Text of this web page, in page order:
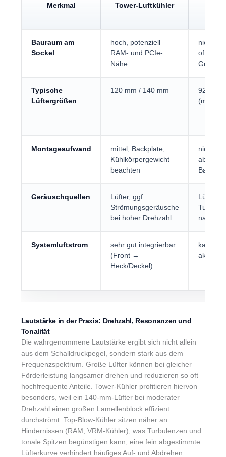
Merkmal Tower-Luftkühler
Bauraum am
Sockel
hoch, potenziell
RAM- und PCIe-
Nähe
niedrig
oft breite
Typische
Lüftergrößen
120 mm / 140 mm
92 mm
Montageaufwand
mittel; Backplate,
Kühlkörpergewicht
beachten
niedrig
Geräuschquellen
Lüfter, ggf.
Strömungsgeräusche
bei hoher Drehzahl
Lüfter,
nahe
Systemluftstrom
sehr gut integrierbar
(Front →
Heck/Deckel)
kann
aktiv
Lautstärke in der Praxis: Drehzahl, Resonanzen und
Tonalität
Die wahrgenommene Lautstärke ergibt sich nicht allein
aus dem Schalldruckpegel, sondern stark aus dem
Frequenzspektrum. Große Lüfter können bei gleicher
Förderleistung langsamer drehen und reduzieren so oft
hochfrequente Anteile. Tower-Kühler profitieren hiervon
besonders, weil ein 140‑mm-Lüfter bei moderater
Drehzahl einen großen Lamellenblock effizient
durchströmt. Top-Blow-Kühler sitzen näher an
Hindernissen (RAM, VRM-Kühler), was Turbulenzen und
tonale Spitzen begünstigen kann; eine fein abgestimmte
Lüfterkurve verhindert häufiges Auf- und Abdrehen.